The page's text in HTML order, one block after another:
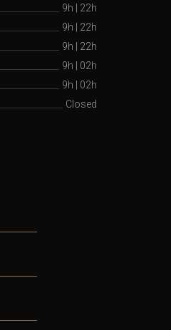
9h
22h
9h
22h
9h
22h
9h
02h
9h
02h
Closed